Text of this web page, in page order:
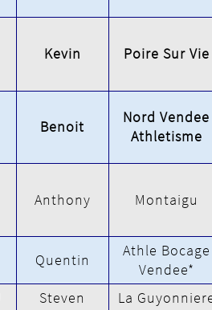
Kevin Poire Sur Vie
Benoit
Nord Vendee
Athletisme
Anthony Montaigu
Quentin
Athle Bocage
Vendee*
Steven La